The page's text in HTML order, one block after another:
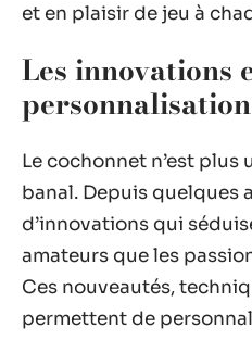
et en plaisir de jeu à
Les innovations
Le cochonnet n’est plus
banal. Depuis quelques
d’innovations qui
amateurs que les
Ces nouveautés,
permettent de